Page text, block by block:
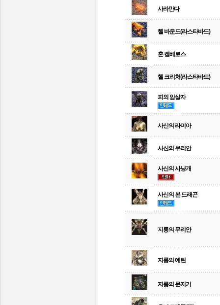
사라만다
헬 바운드(라스타바드)
혼 켈베로스
헬 크리처(라스타바드)
피의 암살자
사신의 라미아
사신의 무리안
사신의 사냥개
사신의 본 드래곤
지룡의 무리안
지룡의 에틴
지룡의 문지기